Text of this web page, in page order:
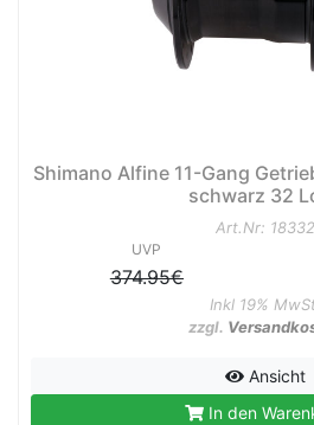
Shimano Alfine 11-Gang
schwarz 32
Art.Nr: 18332
UVP
374.95€
Inkl 19%
zzgl.
Ansicht
In den